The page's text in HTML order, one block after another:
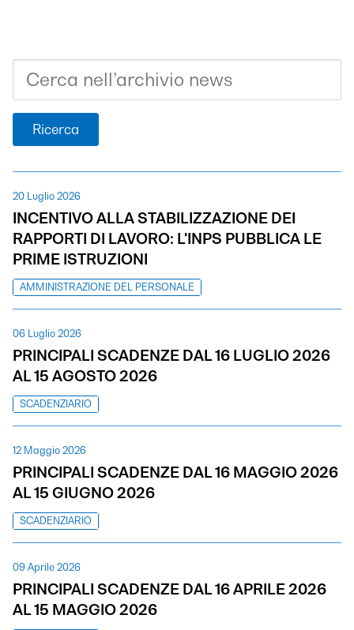
Ricerca
20 Luglio 2026
INCENTIVO ALLA STABILIZZAZIONE DEI
RAPPORTI DI LAVORO: L'INPS PUBBLICA LE
PRIME ISTRUZIONI
AMMINISTRAZIONE DEL PERSONALE
06 Luglio 2026
PRINCIPALI SCADENZE DAL 16 LUGLIO 2026
AL 15 AGOSTO 2026
SCADENZIARIO
12 Maggio 2026
PRINCIPALI SCADENZE DAL 16 MAGGIO 2026
AL 15 GIUGNO 2026
SCADENZIARIO
09 Aprile 2026
PRINCIPALI SCADENZE DAL 16 APRILE 2026
AL 15 MAGGIO 2026